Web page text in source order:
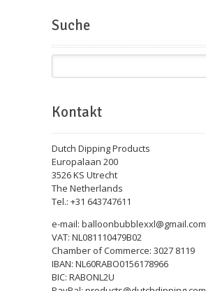
Suche
Kontakt
Dutch Dipping Products
Europalaan 200
3526 KS Utrecht
The Netherlands
Tel.: +31 643747611
e-mail: balloonbubblexxl@gmail.com
VAT: NL081110479B02
Chamber of Commerce: 3027 8119
IBAN: NL60RABO0156178966
BIC: RABONL2U